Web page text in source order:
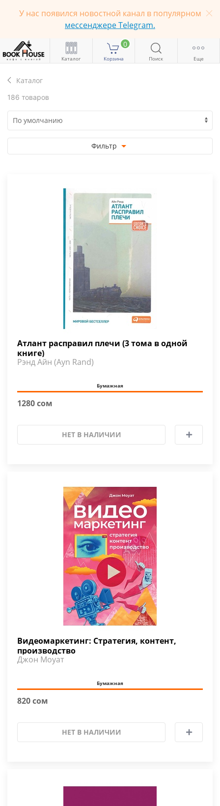
У нас появился новостной канал в популярном
мессенджере Telegram.
Каталог
0
Корзина Поиск Еще
Каталог
186 товаров
Фильтр
Атлант расправил плечи (3 тома в одной
книге)
Рэнд Айн (Ayn Rand)
Бумажная
1280 сом
НЕТ В НАЛИЧИИ
Видеомаркетинг: Стратегия, контент,
производство
Джон Моуат
Бумажная
820 сом
НЕТ В НАЛИЧИИ